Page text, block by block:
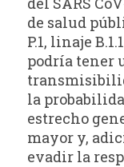
de salud
P.1, linaje
podría tener
la
estrecho
mayor y,
evadir la